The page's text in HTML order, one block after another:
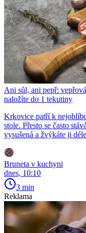
Ani sůl, ani pepř:
naložíte do 1 tekutiny
Krkovice patří k
stole. Přesto se často
vysušená a žvýkáte ji
Bruneta v kuchyni
dnes, 10:10
3 min
Reklama